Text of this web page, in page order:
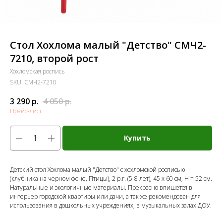
Стол Хохлома малый "Детство" СМЧ2-
7210, второй рост
Хохломская роспись
SKU: СМЧ2-7210
3 290 р. 4 050р.
Прайс-лист
Купить
Детский стол Хохлома малый "Детство" с хохломской росписью
(клубника на черном фоне, Птицы), 2 р.г. (5-8 лет), 45 х 60 см, Н = 52 см.
Натуральные и экологичные материалы. Прекрасно впишется в
интерьер городской квартиры или дачи, а так же рекомендован для
использования в дошкольных учреждениях, в музыкальных залах ДОУ.